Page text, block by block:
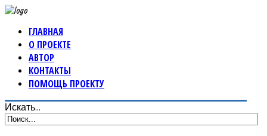
ГЛАВНАЯ
О ПРОЕКТЕ
АВТОР
КОНТАКТЫ
ПОМОЩЬ ПРОЕКТУ
Искать...